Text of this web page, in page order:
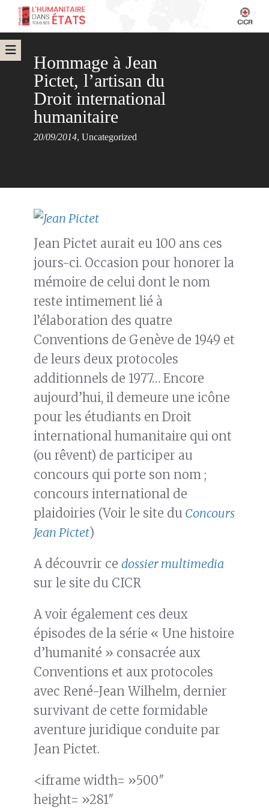
Hommage à Jean
Pictet, l’artisan du
Droit international
humanitaire
20/09/2014, Uncategorized
Jean Pictet aurait eu 100 ans ces
jours-ci. Occasion pour honorer la
mémoire de celui dont le nom
reste intimement lié à
l’élaboration des quatre
Conventions de Genève de 1949 et
de leurs deux protocoles
additionnels de 1977… Encore
aujourd’hui, il demeure une icône
pour les étudiants en Droit
international humanitaire qui ont
(ou rêvent) de participer au
concours qui porte son nom ;
concours international de
plaidoiries (Voir le site du Concours
Jean Pictet)
A découvrir ce dossier multimedia
sur le site du CICR
A voir également ces deux
épisodes de la série « Une histoire
d’humanité » consacrée aux
Conventions et aux protocoles
avec René-Jean Wilhelm, dernier
survivant de cette formidable
aventure juridique conduite par
Jean Pictet.
<iframe width= »500″
height= »281″